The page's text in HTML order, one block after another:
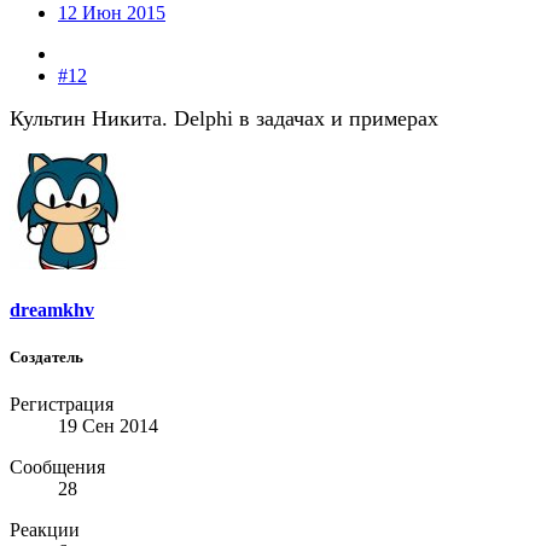
12 Июн 2015
#12
Культин Никита. Delphi в задачах и примерах
dreamkhv
Создатель
Регистрация
19 Сен 2014
Сообщения
28
Реакции